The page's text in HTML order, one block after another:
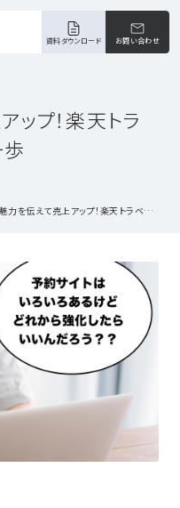
資料ダウンロード お問い合わせ
ップ！楽天トラ
宿の魅力を伝えて売上アップ！楽天トラベル攻略 はじめの一歩